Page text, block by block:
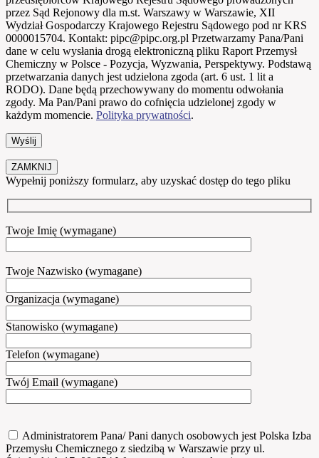
przez Sąd Rejonowy dla m.st. Warszawy w Warszawie, XII
Wydział Gospodarczy Krajowego Rejestru Sądowego pod nr KRS
0000015704. Kontakt: pipc@pipc.org.pl Przetwarzamy Pana/Pani
dane w celu wysłania drogą elektroniczną pliku Raport Przemysł
Chemiczny w Polsce - Pozycja, Wyzwania, Perspektywy. Podstawą
przetwarzania danych jest udzielona zgoda (art. 6 ust. 1 lit a
RODO). Dane będą przechowywany do momentu odwołania
zgody. Ma Pan/Pani prawo do cofnięcia udzielonej zgody w
każdym momencie. Polityka prywatności.
ZAMKNIJ
Wypełnij poniższy formularz, aby uzyskać dostęp do tego pliku
Twoje Imię (wymagane)
Twoje Nazwisko (wymagane)
Organizacja (wymagane)
Stanowisko (wymagane)
Telefon (wymagane)
Twój Email (wymagane)
Administratorem Pana/ Pani danych osobowych jest Polska Izba
Przemysłu Chemicznego z siedzibą w Warszawie przy ul.